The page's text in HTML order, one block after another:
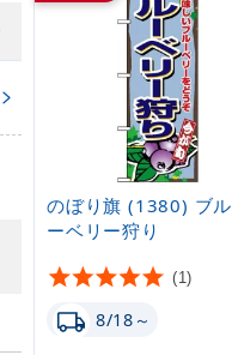
のぼり旗 (1380) ブル
ーベリー狩り
(1)
8/18～